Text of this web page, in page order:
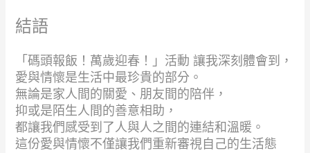
結語
「碼頭報飯！萬歲迎春！」活動 讓我深刻體會到，
愛與情懷是生活中最珍貴的部分。
無論是家人間的關愛、朋友間的陪伴，
抑或是陌生人間的善意相助，
都讓我們感受到了人與人之間的連結和溫暖。
這份愛與情懷不僅讓我們重新審視自己的生活態